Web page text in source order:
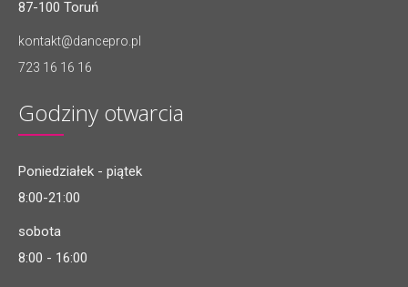
87-100 Toruń
kontakt@dancepro.pl
723 16 16 16
Godziny otwarcia
Poniedziałek - piątek
8:00-21:00
sobota
8:00 - 16:00